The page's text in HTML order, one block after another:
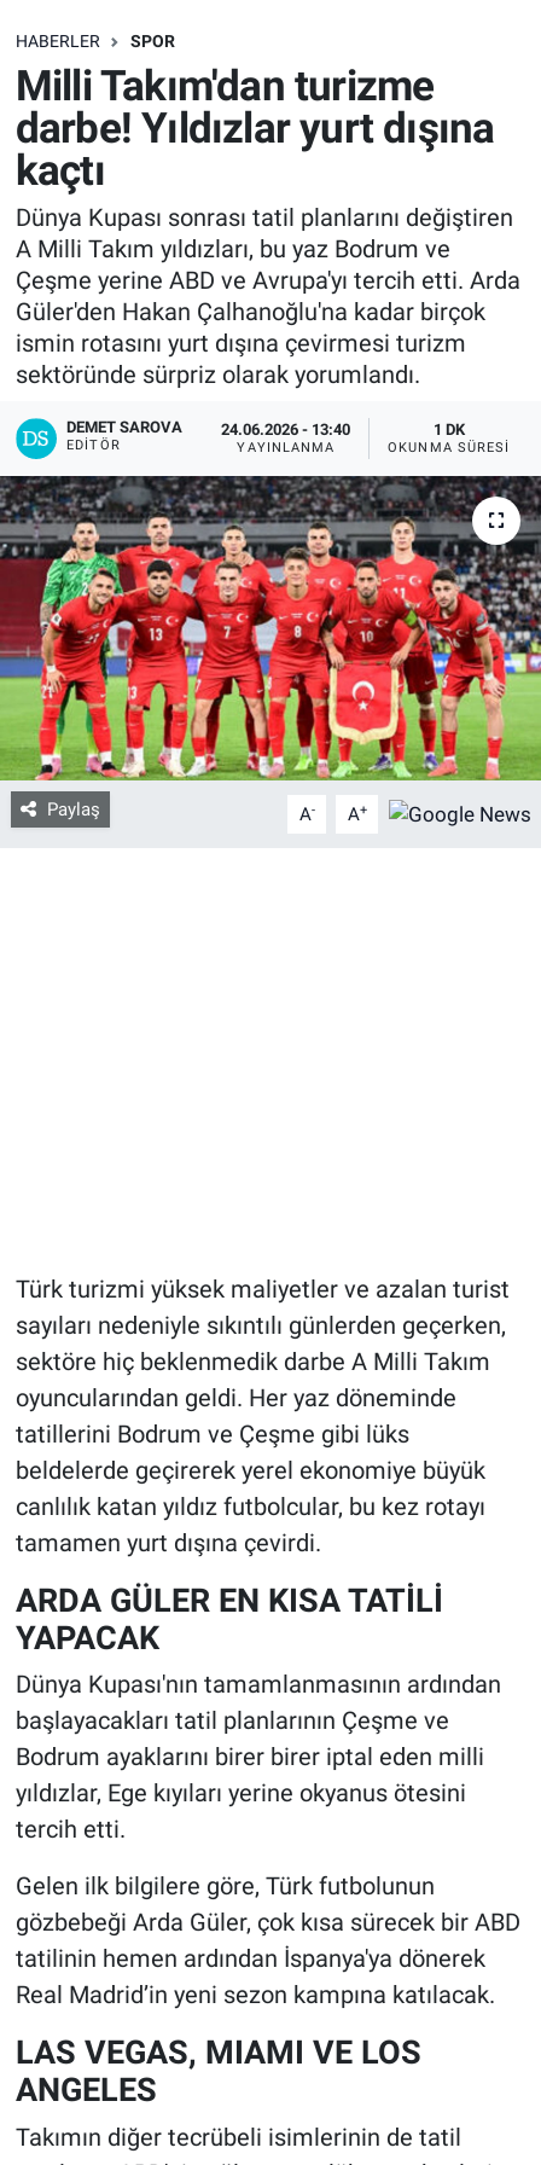
HABERLER SPOR
Milli Takım'dan turizme
darbe! Yıldızlar yurt dışına
kaçtı
Dünya Kupası sonrası tatil planlarını değiştiren
A Milli Takım yıldızları, bu yaz Bodrum ve
Çeşme yerine ABD ve Avrupa'yı tercih etti. Arda
Güler'den Hakan Çalhanoğlu'na kadar birçok
ismin rotasını yurt dışına çevirmesi turizm
sektöründe sürpriz olarak yorumlandı.
DEMET SAROVA
EDITÖR
24.06.2026 - 13:40
YAYINLANMA
1 DK
OKUNMA SÜRESI
Paylaş A- A+
Türk turizmi yüksek maliyetler ve azalan turist
sayıları nedeniyle sıkıntılı günlerden geçerken,
sektöre hiç beklenmedik darbe A Milli Takım
oyuncularından geldi. Her yaz döneminde
tatillerini Bodrum ve Çeşme gibi lüks
beldelerde geçirerek yerel ekonomiye büyük
canlılık katan yıldız futbolcular, bu kez rotayı
tamamen yurt dışına çevirdi.
ARDA GÜLER EN KISA TATİLİ
YAPACAK
Dünya Kupası'nın tamamlanmasının ardından
başlayacakları tatil planlarının Çeşme ve
Bodrum ayaklarını birer birer iptal eden milli
yıldızlar, Ege kıyıları yerine okyanus ötesini
tercih etti.
Gelen ilk bilgilere göre, Türk futbolunun
gözbebeği Arda Güler, çok kısa sürecek bir ABD
tatilinin hemen ardından İspanya'ya dönerek
Real Madrid’in yeni sezon kampına katılacak.
LAS VEGAS, MIAMI VE LOS
ANGELES
Takımın diğer tecrübeli isimlerinin de tatil
SAĞLIK
EKONOMİ
EĞİTİM
ÖZEL HABER
Keşfet
ASTROLOJİ
RESMİ İLANLAR
İLAN
Bize ulaşın
İletişim/Künye
Yaşam
Gözden Kaçmasın